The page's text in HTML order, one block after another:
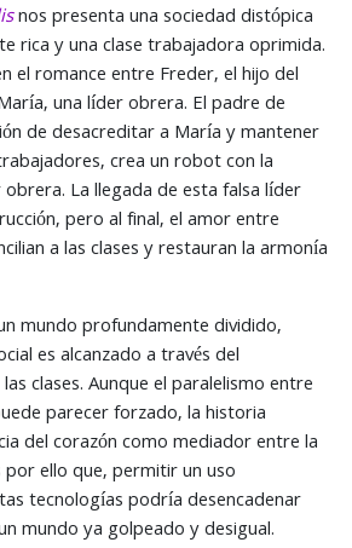
nos presenta una sociedad distópica
rica y una clase trabajadora oprimida.
el romance entre Freder, el hijo del
una líder obrera. El padre de
de desacreditar a María y mantener
crea un robot con la
La llegada de esta falsa líder
pero al final, el amor entre
a las clases y restauran la armonía
mundo profundamente dividido,
es alcanzado a través del
clases. Aunque el paralelismo entre
parecer forzado, la historia
del corazón como mediador entre la
por ello que, permitir un uso
tecnologías podría desencadenar
mundo ya golpeado y desigual.